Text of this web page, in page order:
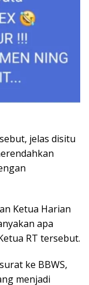
jelas disitu
Ketua Harian
apa
RT tersebut.
ke BBWS,
menjadi